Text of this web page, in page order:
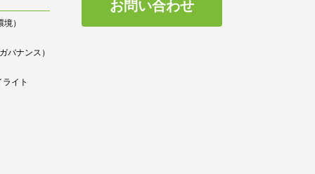
）
バナンス）
イト
お問い合わせ